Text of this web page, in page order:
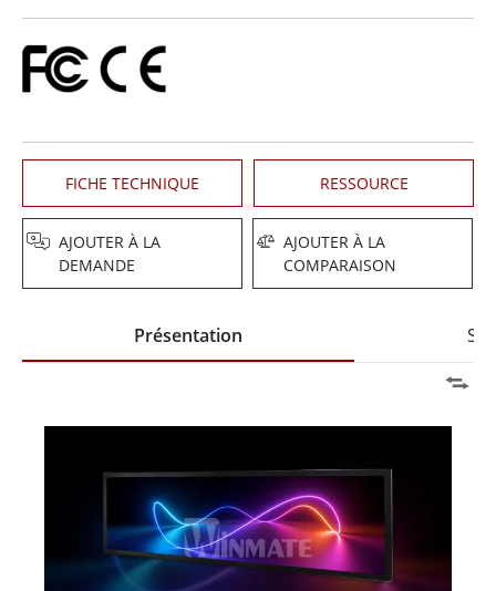
FICHE TECHNIQUE RESSOURCE
AJOUTER À LA
DEMANDE
AJOUTER À LA
COMPARAISON
Présentation